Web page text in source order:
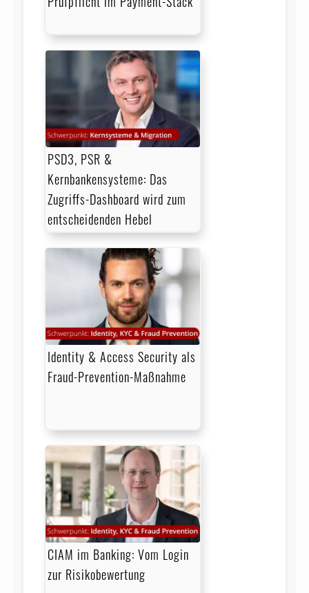
PSD3, PSR &
Kernbankensysteme: Das
Zugriffs-Dashboard wird zum
entscheidenden Hebel
Identity & Access Security als
Fraud-Prevention-Maßnahme
CIAM im Banking: Vom Login
zur Risikobewertung